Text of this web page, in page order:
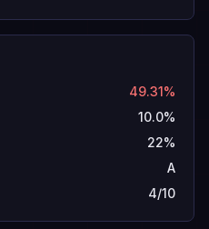
49.31%
10.0%
22%
A
4/10